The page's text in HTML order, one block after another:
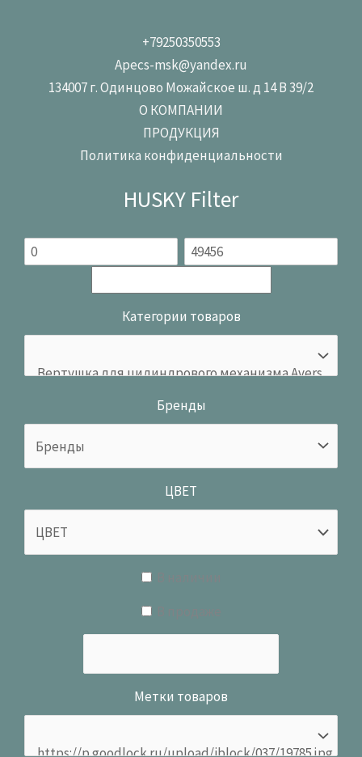
+79250350553
Apecs-msk@yandex.ru
134007 г. Одинцово Можайское ш. д 14 В 39/2
О КОМПАНИИ
ПРОДУКЦИЯ
Политика конфиденциальности
HUSKY Filter
Категории товаров
Бренды
ЦВЕТ
Метки товаров